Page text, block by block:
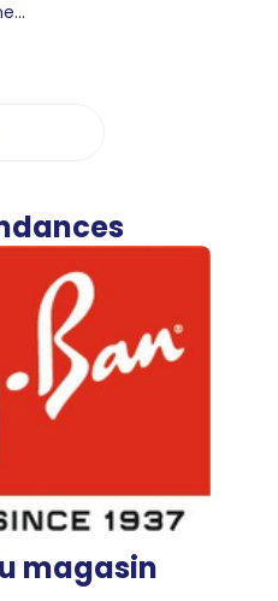
magasin